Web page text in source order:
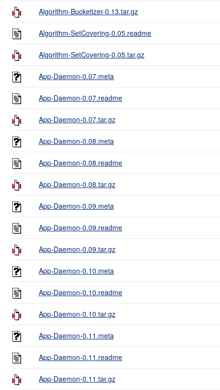
Algorithm-Bucketizer-0.13.tar.gz
Algorithm-SetCovering-0.05.readme
Algorithm-SetCovering-0.05.tar.gz
App-Daemon-0.07.meta
App-Daemon-0.07.readme
App-Daemon-0.07.tar.gz
App-Daemon-0.08.meta
App-Daemon-0.08.readme
App-Daemon-0.08.tar.gz
App-Daemon-0.09.meta
App-Daemon-0.09.readme
App-Daemon-0.09.tar.gz
App-Daemon-0.10.meta
App-Daemon-0.10.readme
App-Daemon-0.10.tar.gz
App-Daemon-0.11.meta
App-Daemon-0.11.readme
App-Daemon-0.11.tar.gz